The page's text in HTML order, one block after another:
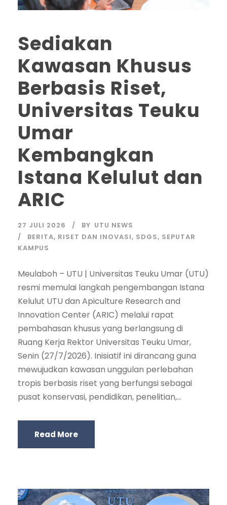
Sediakan
Kawasan Khusus
Berbasis Riset,
Universitas Teuku
Umar
Kembangkan
Istana Kelulut dan
ARIC
27 JULI 2026 BY UTU NEWS
BERITA, RISET DAN INOVASI, SDGS, SEPUTAR
KAMPUS
Meulaboh – UTU | Universitas Teuku Umar (UTU)
resmi memulai langkah pengembangan Istana
Kelulut UTU dan Apiculture Research and
Innovation Center (ARIC) melalui rapat
pembahasan khusus yang berlangsung di
Ruang Kerja Rektor Universitas Teuku Umar,
Senin (27/7/2026). Inisiatif ini dirancang guna
mewujudkan kawasan unggulan perlebahan
tropis berbasis riset yang berfungsi sebagai
pusat konservasi, pendidikan, penelitian,...
Read More